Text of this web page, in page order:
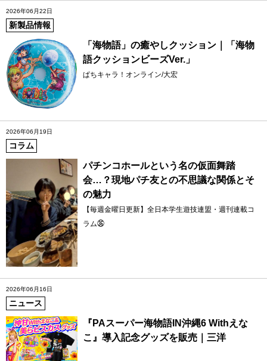
2026年06月22日
新製品情報
「海物語」の癒やしクッション｜「海物
語クッションビーズVer.」
ぱちキャラ！オンライン/大宏
2026年06月19日
コラム
パチンコホールという名の仮面舞踏
会…？現地パチ友との不思議な関係とそ
の魅力
【毎週金曜日更新】全日本学生遊技連盟・週刊連載コ
ラム㊱
2026年06月16日
ニュース
『PAスーパー海物語IN沖縄6 Withえな
こ』導入記念グッズを販売｜三洋